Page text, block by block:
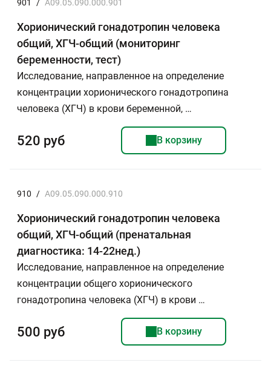
901 / A09.05.090.000.901
Хорионический гонадотропин человека
общий, ХГЧ-общий (мониторинг
беременности, тест)
Исследование, направленное на определение
концентрации хорионического гонадотропина
человека (ХГЧ) в крови беременной, …
520 руб В корзину
910 / A09.05.090.000.910
Хорионический гонадотропин человека
общий, ХГЧ-общий (пренатальная
диагностика: 14-22нед.)
Исследование, направленное на определение
концентрации общего хорионического
гонадотропина человека (ХГЧ) в крови …
500 руб В корзину